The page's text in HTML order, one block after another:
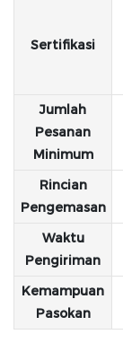
Sertifikasi
Jumlah
Pesanan
Minimum
Rincian
Pengemasan
Waktu
Pengiriman
Kemampuan
Pasokan